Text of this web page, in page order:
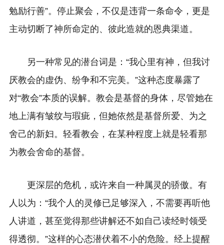
勉励行善”。停止聚会，不仅是违背一条命令，更是
主动切断了神所命定的、彼此造就的恩典渠道。
另一种常见的潜台词是：“我心里有神，但我讨
厌教会的虚伪、纷争和不完美。”这种态度暴露了
对“教会”本质的误解。教会是基督的身体，尽管她在
地上满有皱纹与瑕疵，但她依然是基督所爱、为之
舍己的新妇。轻看教会，在某种程度上就是轻看那
为教会舍命的基督。
更深层的危机，或许来自一种属灵的骄傲。有
人以为：“我个人的灵修已足够深入，不需要再听他
人讲道，甚至觉得那些讲解还不如自己读经时领受
得透彻。”这样的心态潜伏着不小的危险。经上提醒